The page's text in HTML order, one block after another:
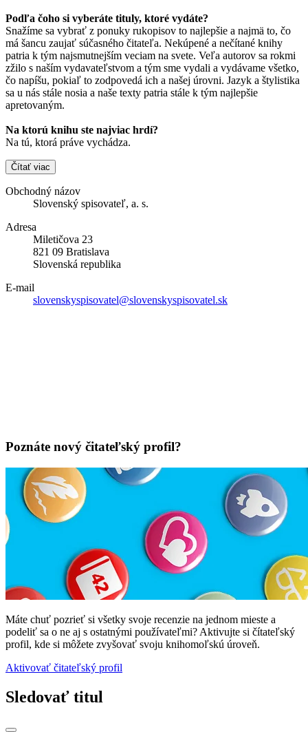
Podľa čoho si vyberáte tituly, ktoré vydáte?
Snažíme sa vybrať z ponuky rukopisov to najlepšie a najmä to, čo
má šancu zaujať súčasného čitateľa. Nekúpené a nečítané knihy
patria k tým najsmutnejším veciam na svete. Veľa autorov sa rokmi
zžilo s naším vydavateľstvom a tým sme vydali a vydávame všetko,
čo napíšu, pokiaľ to zodpovedá ich a našej úrovni. Jazyk a štylistika
sa u nás stále nosia a naše texty patria stále k tým najlepšie
apretovaným.
Na ktorú knihu ste najviac hrdí?
Na tú, ktorá práve vychádza.
Čítať viac
Obchodný názov
Slovenský spisovateľ, a. s.
Adresa
Miletičova 23
821 09 Bratislava
Slovenská republika
E-mail
slovenskyspisovatel@slovenskyspisovatel.sk
Poznáte nový čitateľský profil?
Máte chuť pozrieť si všetky svoje recenzie na jednom mieste a
podeliť sa o ne aj s ostatnými používateľmi? Aktivujte si čítateľský
profil, kde si môžete zvyšovať svoju knihomoľskú úroveň.
Aktivovať čitateľský profil
Sledovať titul